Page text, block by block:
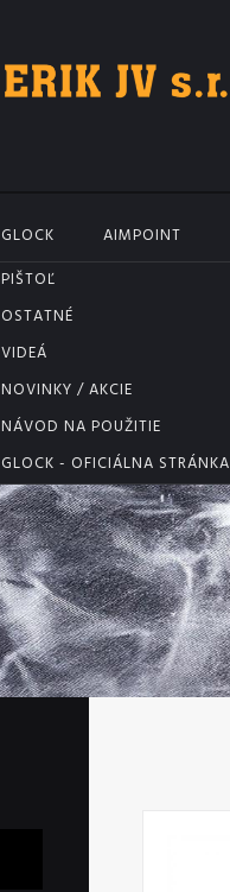
GLOCK
PIŠTOĽ
OSTATNÉ
VIDEÁ
NOVINKY / AKCIE
NÁVOD NA POUŽITIE
GLOCK - OFICIÁLNA STRÁNKA
AIMPOINT